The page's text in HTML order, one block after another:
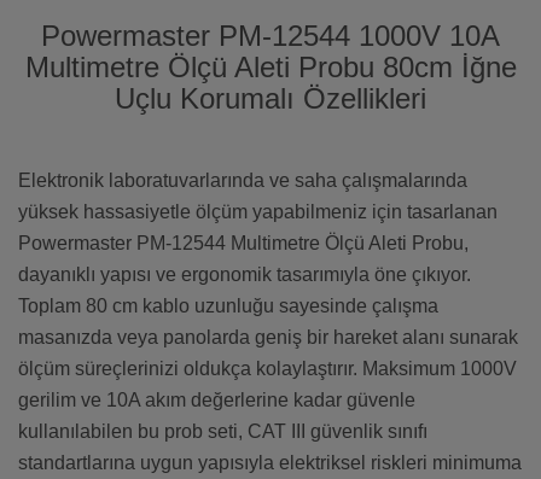
Powermaster PM-12544 1000V 10A
Multimetre Ölçü Aleti Probu 80cm İğne
Uçlu Korumalı Özellikleri
Elektronik laboratuvarlarında ve saha çalışmalarında
yüksek hassasiyetle ölçüm yapabilmeniz için tasarlanan
Powermaster PM-12544 Multimetre Ölçü Aleti Probu,
dayanıklı yapısı ve ergonomik tasarımıyla öne çıkıyor.
Toplam 80 cm kablo uzunluğu sayesinde çalışma
masanızda veya panolarda geniş bir hareket alanı sunarak
ölçüm süreçlerinizi oldukça kolaylaştırır. Maksimum 1000V
gerilim ve 10A akım değerlerine kadar güvenle
kullanılabilen bu prob seti, CAT III güvenlik sınıfı
standartlarına uygun yapısıyla elektriksel riskleri minimuma